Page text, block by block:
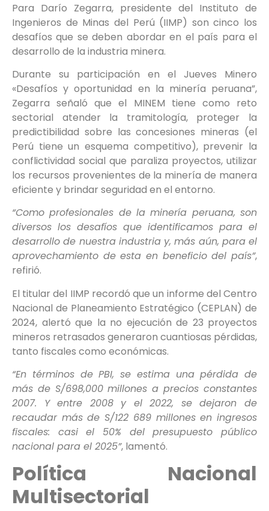
Para Darío Zegarra, presidente del Instituto de
Ingenieros de Minas del Perú (IIMP) son cinco los
desafíos que se deben abordar en el país para el
desarrollo de la industria minera.
Durante su participación en el Jueves Minero
«Desafíos y oportunidad en la minería peruana”,
Zegarra señaló que el MINEM tiene como reto
sectorial atender la tramitología, proteger la
predictibilidad sobre las concesiones mineras (el
Perú tiene un esquema competitivo), prevenir la
conflictividad social que paraliza proyectos, utilizar
los recursos provenientes de la minería de manera
eficiente y brindar seguridad en el entorno.
“Como profesionales de la minería peruana, son
diversos los desafíos que identificamos para el
desarrollo de nuestra industria y, más aún, para el
aprovechamiento de esta en beneficio del país”,
refirió.
El titular del IIMP recordó que un informe del Centro
Nacional de Planeamiento Estratégico (CEPLAN) de
2024, alertó que la no ejecución de 23 proyectos
mineros retrasados generaron cuantiosas pérdidas,
tanto fiscales como económicas.
“En términos de PBI, se estima una pérdida de
más de S/698,000 millones a precios constantes
2007. Y entre 2008 y el 2022, se dejaron de
recaudar más de S/122 689 millones en ingresos
fiscales: casi el 50% del presupuesto público
nacional para el 2025”, lamentó.
Política Nacional
Multisectorial